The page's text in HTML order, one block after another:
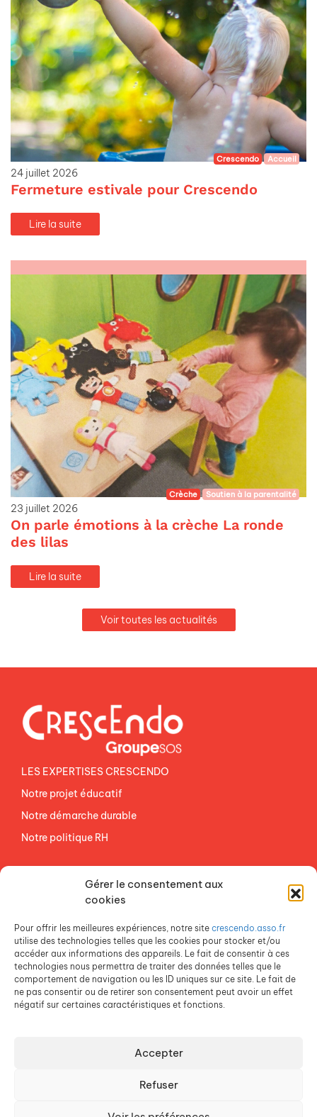
Gérer le consentement aux
cookies
Pour offrir les meilleures expériences, notre site crescendo.asso.fr
utilise des technologies telles que les cookies pour stocker et/ou
accéder aux informations des appareils. Le fait de consentir à ces
technologies nous permettra de traiter des données telles que le
comportement de navigation ou les ID uniques sur ce site. Le fait de
ne pas consentir ou de retirer son consentement peut avoir un effet
négatif sur certaines caractéristiques et fonctions.
Accepter
Refuser
Crescendo Accueil
24 juillet 2026
Fermeture estivale pour Crescendo
Lire la suite
Crèche Soutien à la parentalité
23 juillet 2026
On parle émotions à la crèche La ronde
des lilas
Lire la suite
Voir toutes les actualités
LES EXPERTISES CRESCENDO
Notre projet éducatif
Notre démarche durable
Notre politique RH
ESPACE PRESSE
Crescendo est une association du Groupe SOS